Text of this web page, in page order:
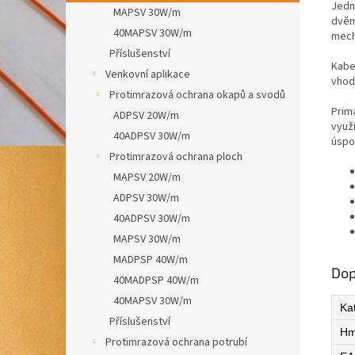
MAPSV 30W/m
40MAPSV 30W/m
Příslušenství
Venkovní aplikace
Protimrazová ochrana okapů a svodů
ADPSV 20W/m
40ADPSV 30W/m
Protimrazová ochrana ploch
MAPSV 20W/m
ADPSV 30W/m
40ADPSV 30W/m
MAPSV 30W/m
MADPSP 40W/m
40MADPSP 40W/m
40MAPSV 30W/m
Příslušenství
Protimrazová ochrana potrubí